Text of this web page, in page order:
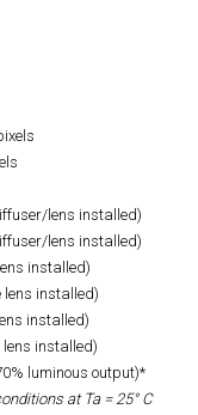
lens installed)
lens installed)
installed)
lens installed)
installed)
lens installed)
luminous output)*
at Ta = 25° C